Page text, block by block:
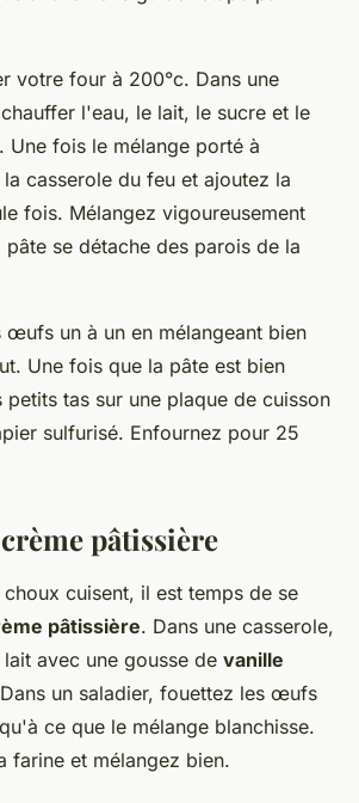
votre four à 200°c. Dans une
l'eau, le lait, le sucre et le
Une fois le mélange porté à
casserole du feu et ajoutez la
fois. Mélangez vigoureusement
se détache des parois de la
œufs un à un en mélangeant bien
Une fois que la pâte est bien
tas sur une plaque de cuisson
sulfurisé. Enfournez pour 25
pâtissière
cuisent, il est temps de se
pâtissière. Dans une casserole,
avec une gousse de vanille
un saladier, fouettez les œufs
ce que le mélange blanchisse.
farine et mélangez bien.